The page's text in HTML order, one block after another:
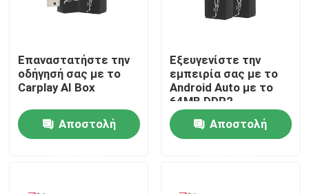
Αρχική Σελίδα
Προϊόντα
Επαναστατήστε την
οδήγησή σας με το
Carplay AI Box
Αποστολή
Εξευγενίστε την
εμπειρία σας με το
Android Auto με το
64MB DDR2
ενσωματωμένο
Smart Carplay Box
Αποστολή